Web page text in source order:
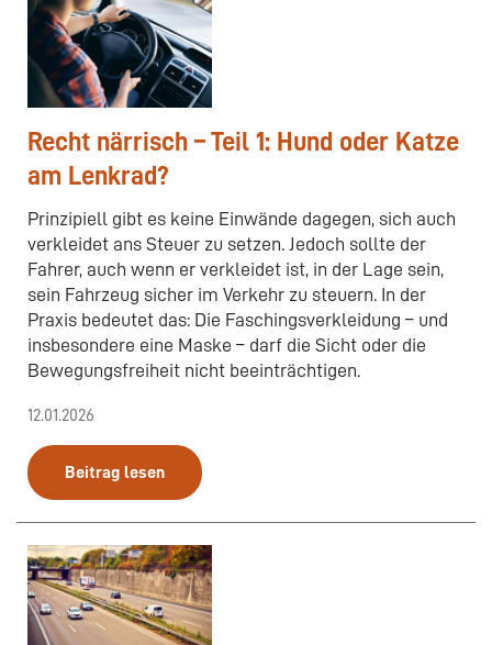
Recht närrisch – Teil 1: Hund oder Katze
am Lenkrad?
Prinzipiell gibt es keine Einwände dagegen, sich auch
verkleidet ans Steuer zu setzen. Jedoch sollte der
Fahrer, auch wenn er verkleidet ist, in der Lage sein,
sein Fahrzeug sicher im Verkehr zu steuern. In der
Praxis bedeutet das: Die Faschingsverkleidung – und
insbesondere eine Maske – darf die Sicht oder die
Bewegungsfreiheit nicht beeinträchtigen.
12.01.2026
Beitrag lesen